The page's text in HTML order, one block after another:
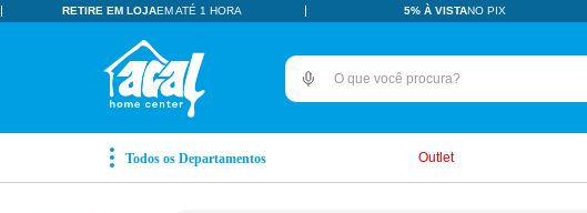
RETIRE EM LOJAEM ATÉ 1 HORA 5% À VISTANO PIX
O que você procura?
Outlet
TERMOS MAIS BUSCADOS
pisos revestimentos
2º ceramica